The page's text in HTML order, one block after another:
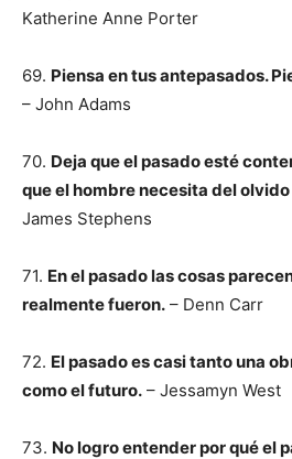
Katherine Anne Porter
69. Piensa en tus antepasados.
– John Adams
70. Deja que el pasado esté
que el hombre necesita del
James Stephens
71. En el pasado las cosas
realmente fueron. – Denn Carr
72. El pasado es casi tanto una
como el futuro. – Jessamyn West
73. No logro entender por qué el